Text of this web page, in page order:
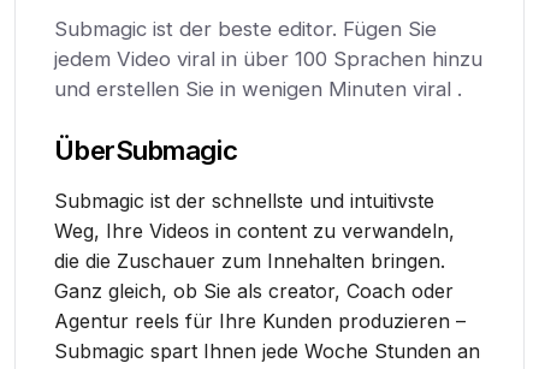
Submagic ist der beste editor. Fügen Sie
jedem Video viral in über 100 Sprachen hinzu
und erstellen Sie in wenigen Minuten viral .
ÜberSubmagic
Submagic ist der schnellste und intuitivste
Weg, Ihre Videos in content zu verwandeln,
die die Zuschauer zum Innehalten bringen.
Ganz gleich, ob Sie als creator, Coach oder
Agentur reels für Ihre Kunden produzieren –
Submagic spart Ihnen jede Woche Stunden an